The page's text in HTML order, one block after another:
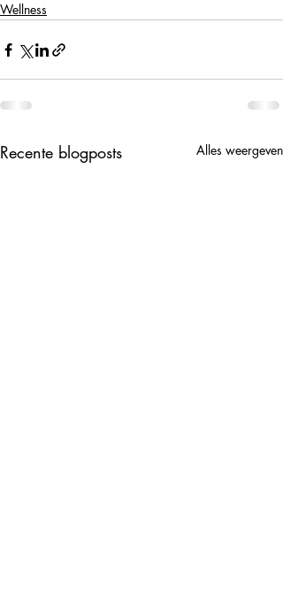
Wellness
Recente blogposts Alles weergeven